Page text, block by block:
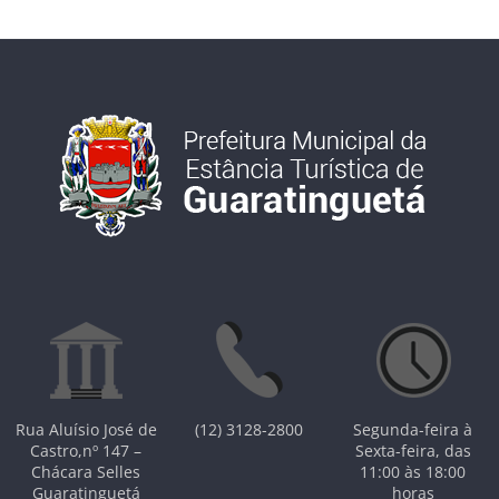
Rua Aluísio José de
Castro,nº 147 –
Chácara Selles
Guaratinguetá
(12) 3128-2800
Segunda-feira à
Sexta-feira, das
11:00 às 18:00
horas